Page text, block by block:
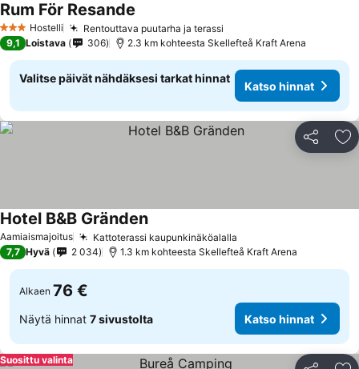
3 Tähtiluokitus
Hostelli Rentouttava puutarha ja terassi
Rum För Resande
9,1 Loistava 306 2.3 km kohteesta Skellefteå Kraft Arena
Valitse päivät nähdäksesi tarkat hinnat
Katso hinnat
Jaa
Aamiaismajoitus Kattoterassi kaupunkinäköalalla
Hotel B&B GrändenKatso hinnat
7,7 Hyvä 2 034 1.3 km kohteesta Skellefteå Kraft Arena
Alkaen 76 €
Näytä hinnat 7 sivustolta Katso hinnat
Suosittu valinta